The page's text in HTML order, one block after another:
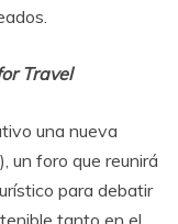
Travel
una nueva
un foro que reunirá
para debatir